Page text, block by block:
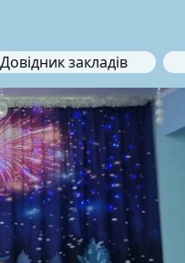
Довідник закладів